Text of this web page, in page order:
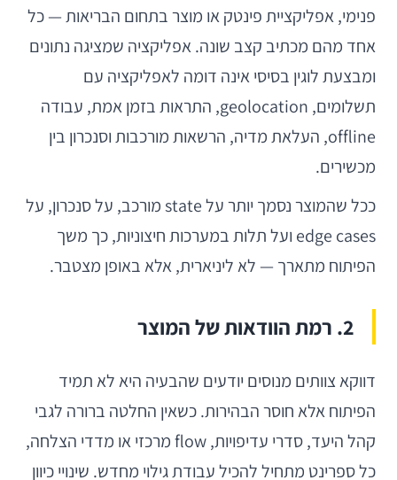
פנימי, אפליקציית פינטק או מוצר בתחום הבריאות — כל
אחד מהם מכתיב קצב שונה. אפליקציה שמציגה נתונים
ומבצעת לוגין בסיסי אינה דומה לאפליקציה עם
תשלומים, geolocation, התראות בזמן אמת, עבודה
offline, העלאת מדיה, הרשאות מורכבות וסנכרון בין
מכשירים.
ככל שהמוצר נסמך יותר על state מורכב, על סנכרון, על
edge cases ועל תלות במערכות חיצוניות, כך משך
הפיתוח מתארך — לא ליניארית, אלא באופן מצטבר.
2. רמת הוודאות של המוצר
דווקא צוותים מנוסים יודעים שהבעיה היא לא תמיד
הפיתוח אלא חוסר הבהירות. כשאין החלטה ברורה לגבי
קהל היעד, סדרי עדיפויות, flow מרכזי או מדדי הצלחה,
כל ספרינט מתחיל להכיל עבודת גילוי מחדש. שינויי כיוון